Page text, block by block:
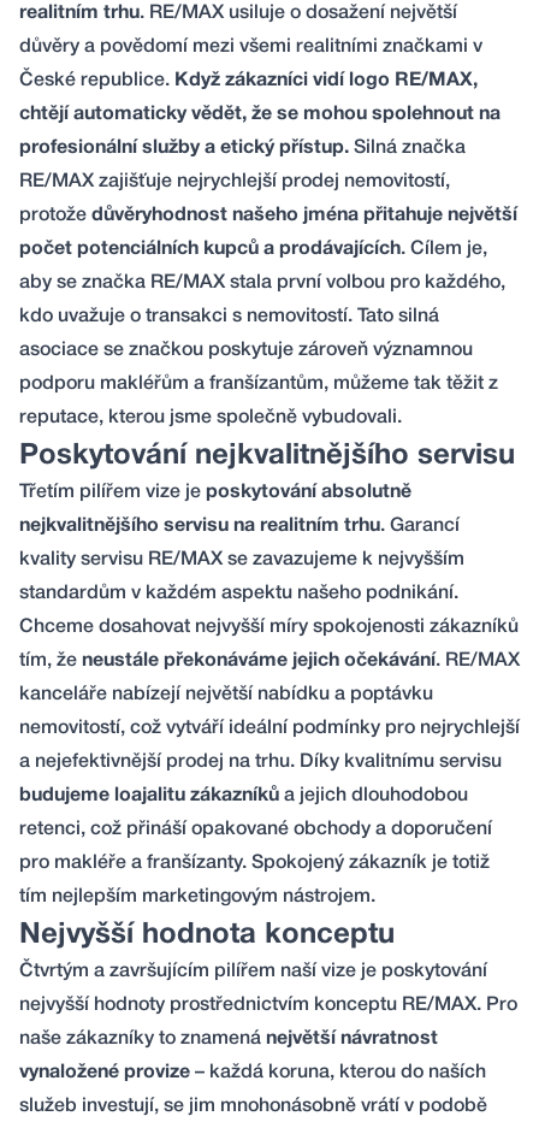
realitním trhu. RE/MAX usiluje o dosažení největší
důvěry a povědomí mezi všemi realitními značkami v
České republice. Když zákazníci vidí logo RE/MAX,
chtějí automaticky vědět, že se mohou spolehnout na
profesionální služby a etický přístup. Silná značka
RE/MAX zajišťuje nejrychlejší prodej nemovitostí,
protože důvěryhodnost našeho jména přitahuje největší
počet potenciálních kupců a prodávajících. Cílem je,
aby se značka RE/MAX stala první volbou pro každého,
kdo uvažuje o transakci s nemovitostí. Tato silná
asociace se značkou poskytuje zároveň významnou
podporu makléřům a franšízantům, můžeme tak těžit z
reputace, kterou jsme společně vybudovali.
Poskytování nejkvalitnějšího servisu
Třetím pilířem vize je poskytování absolutně
nejkvalitnějšího servisu na realitním trhu. Garancí
kvality servisu RE/MAX se zavazujeme k nejvyšším
standardům v každém aspektu našeho podnikání.
Chceme dosahovat nejvyšší míry spokojenosti zákazníků
tím, že neustále překonáváme jejich očekávání. RE/MAX
kanceláře nabízejí největší nabídku a poptávku
nemovitostí, což vytváří ideální podmínky pro nejrychlejší
a nejefektivnější prodej na trhu. Díky kvalitnímu servisu
budujeme loajalitu zákazníků a jejich dlouhodobou
retenci, což přináší opakované obchody a doporučení
pro makléře a franšízanty. Spokojený zákazník je totiž
tím nejlepším marketingovým nástrojem.
Nejvyšší hodnota konceptu
Čtvrtým a završujícím pilířem naší vize je poskytování
nejvyšší hodnoty prostřednictvím konceptu RE/MAX. Pro
naše zákazníky to znamená největší návratnost
vynaložené provize – každá koruna, kterou do naších
služeb investují, se jim mnohonásobně vrátí v podobě